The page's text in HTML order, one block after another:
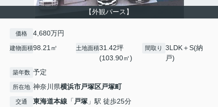
【外観パース】
価格 4,680万円
建物面積98.21㎡ 土地面積31.42坪
(103.90㎡)
間取り
3LDK＋S(納
戸)
築年数 予定
所在地 神奈川県横浜市戸塚区戸塚町
交通 東海道本線 「 戸塚 」駅 徒歩25分